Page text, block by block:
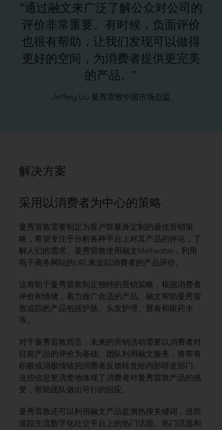
“通过融文来广泛了解公众对公司的
评价非常重要。有时候，负面评价
也很有帮助，让我们发现可以做得
更好的空间，为消费者提供更完美
的产品。”
Jeffery Liu 曼秀雷敦中国市场总监
解决方案
采用以消费者为中心的策略
曼秀雷敦需要制定为客户群量身定制的最佳营销策
略，希望专注于分析各种平台上对其产品的评论，了
解人们的需求。曼秀雷敦使用融文Meltwater，利用
电子商务网站的URL来追踪消费者的产品评价。
这有助于曼秀雷敦制定独特的营销策略，根据消费者
评价和情绪，着力推广合适的产品。融文帮助曼秀雷
敦追踪的产品包括护肤、头发护理、唇膏和眼药水
等。
对于曼秀雷敦而言，未来的营销活动需要以消费者对
目前产品的评价为基础。团队利用融文服务，将带有
积极或消极情绪的消费者反馈转发给内部研发部门。
这些信息更清楚地体现了消费者对曼秀雷敦产品的感
受，帮助团队做出可行的回应。
曼秀雷敦还可以利用融文产品监测热搜关键词，进而
追踪主流数字化社交平台上的热门话题。热门话题和